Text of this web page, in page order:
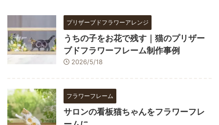
プリザーブドフラワーアレンジ
うちの子をお花で残す｜猫のプリザー
ブドフラワーフレーム制作事例
2026/5/18
フラワーフレーム
サロンの看板猫ちゃんをフラワーフレ